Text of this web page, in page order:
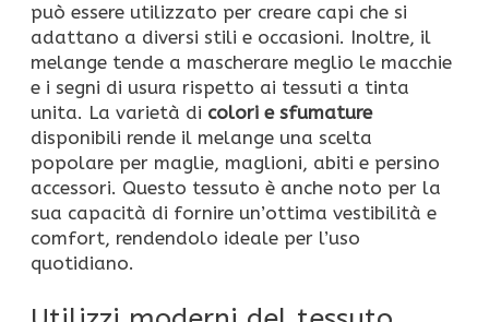
può essere utilizzato per creare capi che si
adattano a diversi stili e occasioni. Inoltre, il
melange tende a mascherare meglio le macchie
e i segni di usura rispetto ai tessuti a tinta
unita. La varietà di colori e sfumature
disponibili rende il melange una scelta
popolare per maglie, maglioni, abiti e persino
accessori. Questo tessuto è anche noto per la
sua capacità di fornire un’ottima vestibilità e
comfort, rendendolo ideale per l’uso
quotidiano.